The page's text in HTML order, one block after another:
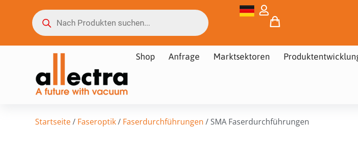
Shop Anfrage Marktsektoren
Startseite/ Faseroptik/ Faserdurchführungen / SMA Faserdurchführungen